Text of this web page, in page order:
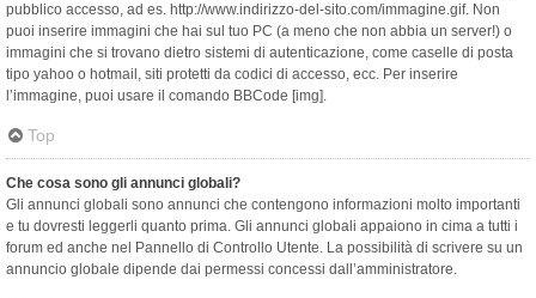
pubblico accesso, ad es. http://www.indirizzo-del-sito.com/immagine.gif. Non
puoi inserire immagini che hai sul tuo PC (a meno che non abbia un server!) o
immagini che si trovano dietro sistemi di autenticazione, come caselle di posta
tipo yahoo o hotmail, siti protetti da codici di accesso, ecc. Per inserire
l’immagine, puoi usare il comando BBCode [img].
Top
Che cosa sono gli annunci globali?
Gli annunci globali sono annunci che contengono informazioni molto importanti
e tu dovresti leggerli quanto prima. Gli annunci globali appaiono in cima a tutti i
forum ed anche nel Pannello di Controllo Utente. La possibilità di scrivere su un
annuncio globale dipende dai permessi concessi dall’amministratore.